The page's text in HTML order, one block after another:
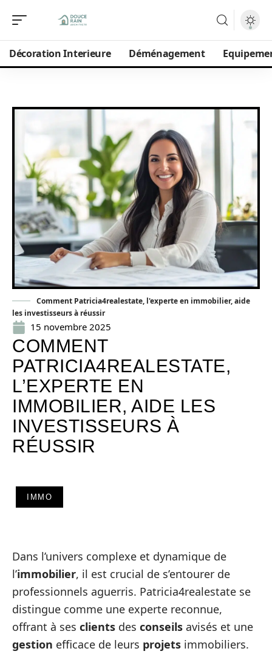
Décoration Interieure Déménagement
Comment Patricia4realestate, l'experte en immobilier, aide
les investisseurs à réussir
15 novembre 2025
COMMENT
PATRICIA4REALESTATE,
L’EXPERTE EN
IMMOBILIER, AIDE LES
INVESTISSEURS À
RÉUSSIR
IMMO
Dans l’univers complexe et dynamique de
l’immobilier, il est crucial de s’entourer de
professionnels aguerris. Patricia4realestate se
distingue comme une experte reconnue,
offrant à ses clients des conseils avisés et une
gestion efficace de leurs projets immobiliers.